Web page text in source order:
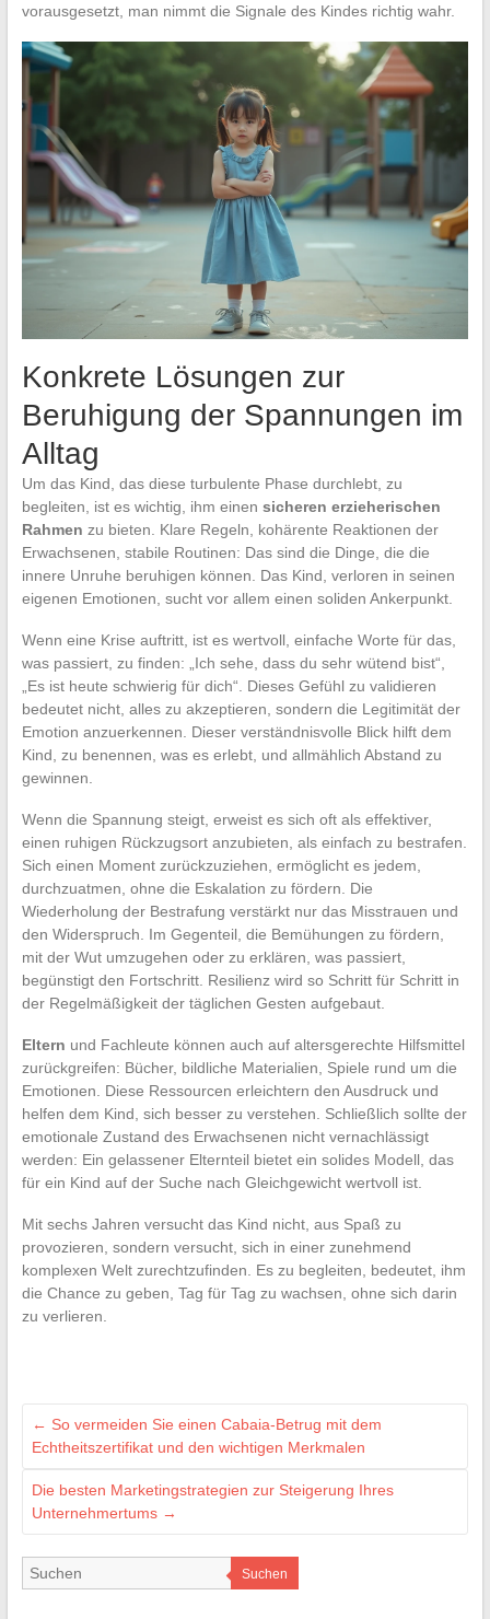
vorausgesetzt, man nimmt die Signale des Kindes richtig wahr.
Konkrete Lösungen zur
Beruhigung der Spannungen im
Alltag
Um das Kind, das diese turbulente Phase durchlebt, zu
begleiten, ist es wichtig, ihm einen sicheren erzieherischen
Rahmen zu bieten. Klare Regeln, kohärente Reaktionen der
Erwachsenen, stabile Routinen: Das sind die Dinge, die die
innere Unruhe beruhigen können. Das Kind, verloren in seinen
eigenen Emotionen, sucht vor allem einen soliden Ankerpunkt.
Wenn eine Krise auftritt, ist es wertvoll, einfache Worte für das,
was passiert, zu finden: „Ich sehe, dass du sehr wütend bist“,
„Es ist heute schwierig für dich“. Dieses Gefühl zu validieren
bedeutet nicht, alles zu akzeptieren, sondern die Legitimität der
Emotion anzuerkennen. Dieser verständnisvolle Blick hilft dem
Kind, zu benennen, was es erlebt, und allmählich Abstand zu
gewinnen.
Wenn die Spannung steigt, erweist es sich oft als effektiver,
einen ruhigen Rückzugsort anzubieten, als einfach zu bestrafen.
Sich einen Moment zurückzuziehen, ermöglicht es jedem,
durchzuatmen, ohne die Eskalation zu fördern. Die
Wiederholung der Bestrafung verstärkt nur das Misstrauen und
den Widerspruch. Im Gegenteil, die Bemühungen zu fördern,
mit der Wut umzugehen oder zu erklären, was passiert,
begünstigt den Fortschritt. Resilienz wird so Schritt für Schritt in
der Regelmäßigkeit der täglichen Gesten aufgebaut.
Eltern und Fachleute können auch auf altersgerechte Hilfsmittel
zurückgreifen: Bücher, bildliche Materialien, Spiele rund um die
Emotionen. Diese Ressourcen erleichtern den Ausdruck und
helfen dem Kind, sich besser zu verstehen. Schließlich sollte der
emotionale Zustand des Erwachsenen nicht vernachlässigt
werden: Ein gelassener Elternteil bietet ein solides Modell, das
für ein Kind auf der Suche nach Gleichgewicht wertvoll ist.
Mit sechs Jahren versucht das Kind nicht, aus Spaß zu
provozieren, sondern versucht, sich in einer zunehmend
komplexen Welt zurechtzufinden. Es zu begleiten, bedeutet, ihm
die Chance zu geben, Tag für Tag zu wachsen, ohne sich darin
zu verlieren.
← So vermeiden Sie einen Cabaia-Betrug mit dem
Echtheitszertifikat und den wichtigen Merkmalen
Die besten Marketingstrategien zur Steigerung Ihres
Unternehmertums →
Suchen